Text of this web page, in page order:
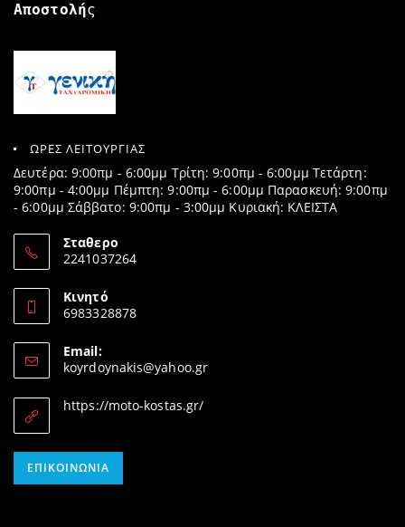
Αποστολής
ΩΡΕΣ ΛΕΙΤΟΥΡΓΙΑΣ
Δευτέρα: 9:00πμ - 6:00μμ Τρίτη: 9:00πμ - 6:00μμ Τετάρτη:
9:00πμ - 4:00μμ Πέμπτη: 9:00πμ - 6:00μμ Παρασκευή: 9:00πμ
- 6:00μμ Σάββατο: 9:00πμ - 3:00μμ Κυριακή: ΚΛΕΙΣΤΑ
Σταθερο
2241037264
in
your
Κινητό
6983328878
in
your
Email:
koyrdoynakis@yahoo.grOpens
https://moto-kostas.gr/
ΕΠΙΚΟΙΝΩΝΊΑ